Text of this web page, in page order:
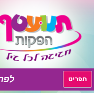
תפריט